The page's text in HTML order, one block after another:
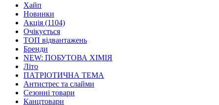
Хайп
Новинки
Акція (1104)
Очікується
ТОП відвантажень
Бренди
NEW: ПОБУТОВА ХІМІЯ
Літо
ПАТРІОТИЧНА ТЕМА
Антистрес та слайми
Сезонні товари
Канцтовари